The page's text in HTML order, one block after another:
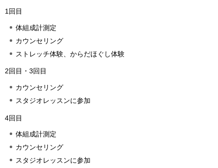
1回目
体組成計測定
カウンセリング
ストレッチ体験、からだほぐし体験
2回目・3回目
カウンセリング
スタジオレッスンに参加
4回目
体組成計測定
カウンセリング
スタジオレッスンに参加